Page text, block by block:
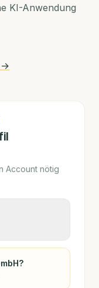
KI-Anwendung
→
Account nötig
?